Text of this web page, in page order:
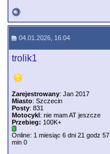
04.01.2026, 16:04
trolik1
Zarejestrowany: Jan 2017
Miasto: Szczecin
Posty: 831
Motocykl: nie mam AT jeszcze
Przebieg: 100K+
Online: 1 miesiąc 6 dni 21 godz 57
min 0